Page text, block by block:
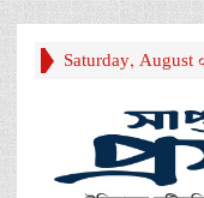
Saturday, August